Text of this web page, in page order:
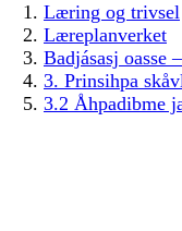
Læring og trivsel
Læreplanverket
Badjásasj oasse
3. Prinsihpa
3.2 Åhpadibme